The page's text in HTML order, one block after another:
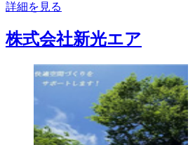
詳細を見る
株式会社新光エア